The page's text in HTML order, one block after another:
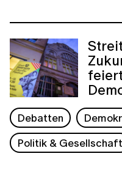
Debatten
Politik & Gesellschaft